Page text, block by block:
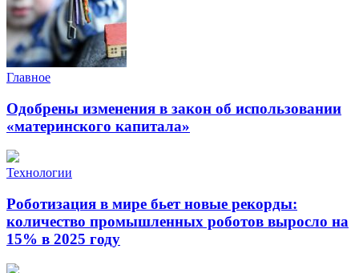
Главное
Одобрены изменения в закон об использовании
«материнского капитала»
Технологии
Роботизация в мире бьет новые рекорды:
количество промышленных роботов выросло на
15% в 2025 году